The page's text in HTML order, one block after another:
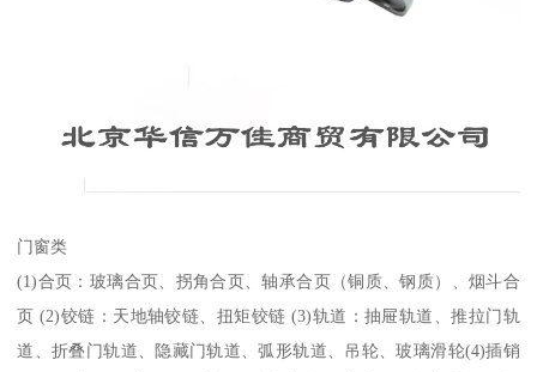
门窗类
(1)合页：玻璃合页、拐角合页、轴承合页（铜质、钢质）、烟斗合
页 (2)铰链：天地轴铰链、扭矩铰链 (3)轨道：抽屉轨道、推拉门轨
道、折叠门轨道、隐藏门轨道、弧形轨道、吊轮、玻璃滑轮(4)插销